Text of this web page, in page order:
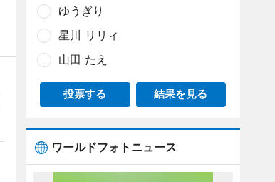
ゆうぎり
星川 リリィ
山田 たえ
投票する 結果を見る
ワールドフォトニュース